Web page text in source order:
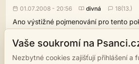
01.07.2008 - 20:56 divná 18(13.)
Ano výstižné pojmenování pro tento
svatozář- ještě originálnější rýmy jsi
dost lepší, než ty jiné pokusy o
Vaše soukromí na
Nezbytné cookies zajišťují přihlášení a